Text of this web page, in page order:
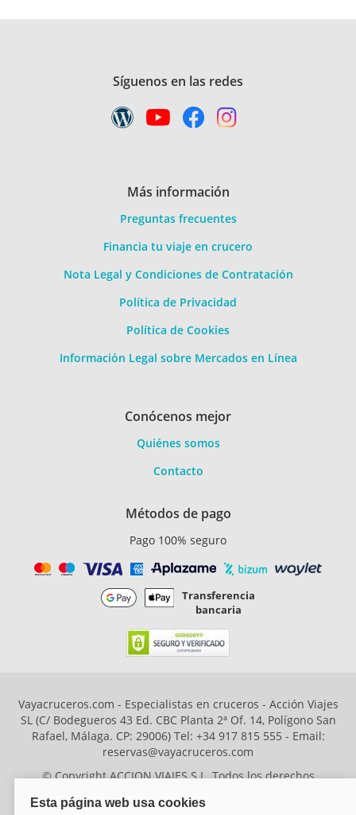
Síguenos en las redes
Más información
Preguntas frecuentes
Financia tu viaje en crucero
Nota Legal y Condiciones de Contratación
Política de Privacidad
Política de Cookies
Información Legal sobre Mercados en Línea
Conócenos mejor
Quiénes somos
Contacto
Métodos de pago
Pago 100% seguro
Transferencia
bancaria
Vayacruceros.com - Especialistas en cruceros - Acción Viajes
SL (C/ Bodegueros 43 Ed. CBC Planta 2ª Of. 14, Polígono San
Rafael, Málaga. CP: 29006) Tel: +34 917 815 555 - Email:
reservas@vayacruceros.com
© Copyright ACCION VIAJES S.L. Todos los derechos